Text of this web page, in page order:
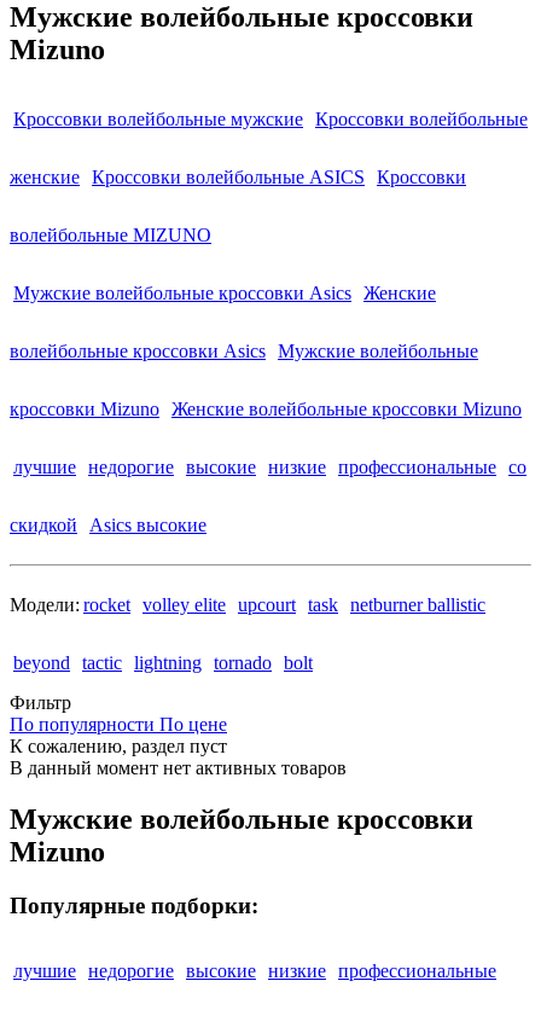
Мужские волейбольные кроссовки
Mizuno
Кроссовки волейбольные мужские Кроссовки волейбольные
женские Кроссовки волейбольные ASICS Кроссовки
волейбольные MIZUNO
Мужские волейбольные кроссовки Asics Женские
волейбольные кроссовки Asics Мужские волейбольные
кроссовки Mizuno Женские волейбольные кроссовки Mizuno
лучшие недорогие высокие низкие профессиональные со
скидкой Asics высокие
Модели: rocket volley elite upcourt task netburner ballistic
beyond tactic lightning tornado bolt
Фильтр
По популярности По цене
К сожалению, раздел пуст
В данный момент нет активных товаров
Мужские волейбольные кроссовки
Mizuno
Популярные подборки:
лучшие недорогие высокие низкие профессиональные